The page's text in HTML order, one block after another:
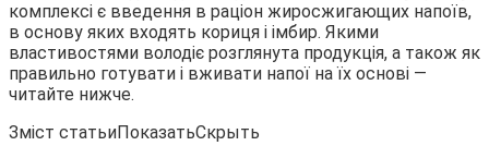
комплексі є введення в раціон жиросжигающих напоїв,
в основу яких входять кориця і імбир. Якими
властивостями володіє розглянута продукція, а також як
правильно готувати і вживати напої на їх основі —
читайте нижче.
Зміст статьиПоказатьСкрыть